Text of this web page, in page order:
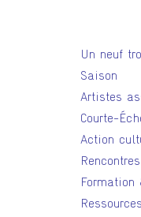
Un neuf
Saison
Artistes
Courte-
Action
Formation
Ressources